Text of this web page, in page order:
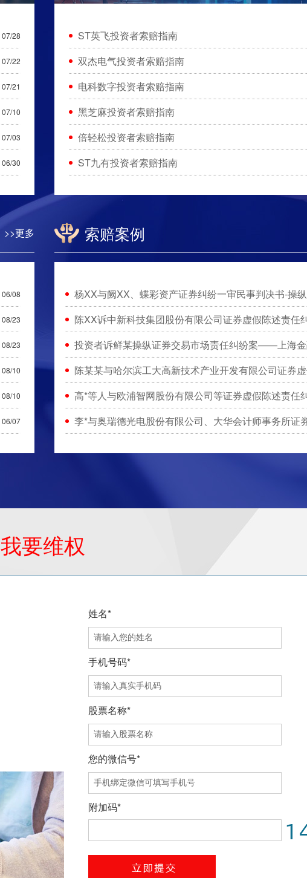
07/28
07/22
07/21
07/10
07/03
06/30
ST英飞投资者索赔指南
双杰电气投资者索赔指南
电科数字投资者索赔指南
黑芝麻投资者索赔指南
倍轻松投资者索赔指南
ST九有投资者索赔指南
>>更多
06/08
08/23
08/23
08/10
08/10
06/07
索赔案例
杨XX与阙XX、蝶彩资产证券纠纷一审民事判决书-操
陈XX诉中新科技集团股份有限公司证券虚假陈述责任
投资者诉鲜某操纵证券交易市场责任纠纷案——上海
陈某某与哈尔滨工大高新技术产业开发有限公司证券
高*等人与欧浦智网股份有限公司等证券虚假陈述责任
李*与奥瑞德光电股份有限公司、大华会计师事务所证
我要维权
姓名*
手机号码*
股票名称*
您的微信号*
附加码*